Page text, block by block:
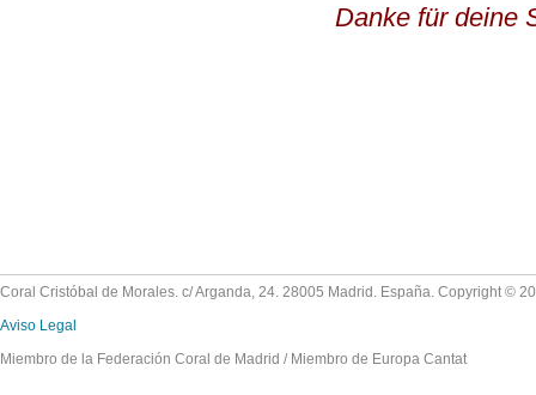
Danke für deine
Coral Cristóbal de Morales. c/ Arganda, 24. 28005 Madrid. España. Copyright ©
Aviso Legal
Miembro de la Federación Coral de Madrid / Miembro de Europa Cantat